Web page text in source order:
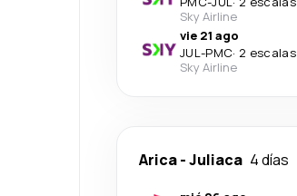
Sky Airline
vie 21 ago
JUL-PMC· 2 escalas
Sky Airline
Arica-Juliaca 4 días